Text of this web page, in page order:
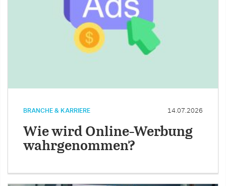
BRANCHE & KARRIERE 14.07.2026
Wie wird Online-Werbung
wahrgenommen?